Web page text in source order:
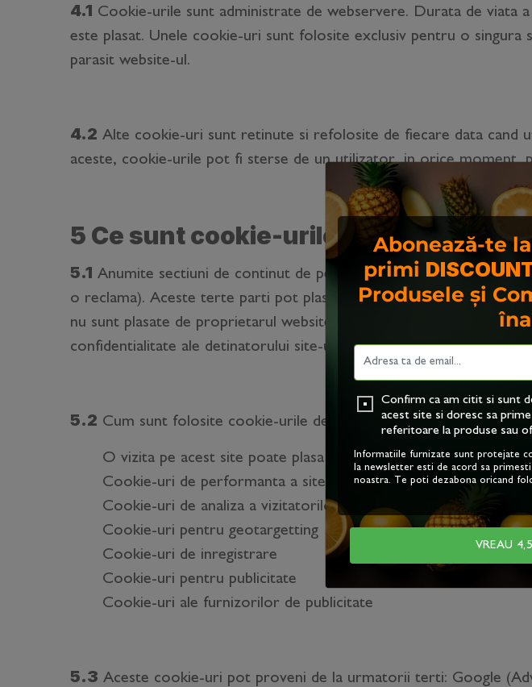
4.1 Cookie-urile sunt administrate de webservere. Durata de viata
este plasat. Unele cookie-uri sunt folosite exclusiv pentru o
parasit website-ul.
4.2 Alte cookie-uri sunt retinute si refolosite de fiecare data cand
aceste, cookie-urile pot fi sterse de un utilizator, in orice moment,
5 Ce sunt cookie-urile plasate de
5.1 Anumite sectiuni de continut de pe unele site-uri pot fi
o reclama). Aceste terte parti pot plasa de asemenea cookie-uri
nu sunt plasate de proprietarul website-ului respectiv. Furnizorii
confidentialitate ale detinatorului site-ului.
5.2 Cum sunt folosite cookie-urile de catre acest site:
O vizita pe acest site poate plasa cookie-uri in scopuri de:
Cookie-uri de performanta a site-ului
Cookie-uri de analiza a vizitatorilor
Cookie-uri pentru geotargetting
Cookie-uri de inregistrare
Cookie-uri pentru publicitate
Cookie-uri ale furnizorilor de publicitate
5.3 Aceste cookie-uri pot proveni de la urmatorii terti: Google
Abonează-te
primi
Produsele și
Confirm ca am citit si sunt
acest site si doresc sa
referitoare la produse sau
Informatiile furnizate sunt protejate
la newsletter esti de acord sa
noastra. Te poti dezabona oricand
VREAU